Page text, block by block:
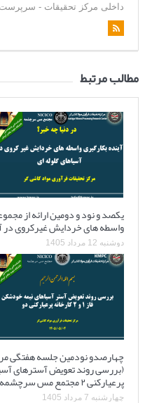
داخلی مرکز تحقیقات - سرپرست
مطالب مرتبط
یکصد و نود و دومین ارائه از
واسطه های خردایش غیرکروی در
دوشنبه 12 مرداد 1405
چهارصدو نودمین جلسه هفتگی
پرعیارکنی ۲ مجتمع مس سرچشمه)
چهارشنبه 7 مرداد 1405